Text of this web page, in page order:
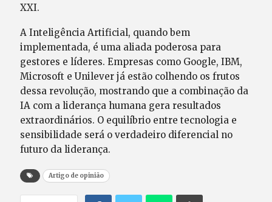
XXI.
A Inteligência Artificial, quando bem
implementada, é uma aliada poderosa para
gestores e líderes. Empresas como Google, IBM,
Microsoft e Unilever já estão colhendo os frutos
dessa revolução, mostrando que a combinação da
IA com a liderança humana gera resultados
extraordinários. O equilíbrio entre tecnologia e
sensibilidade será o verdadeiro diferencial no
futuro da liderança.
Artigo de opinião